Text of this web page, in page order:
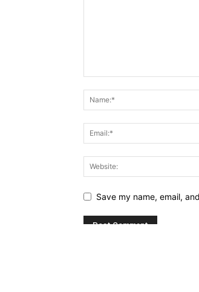
Save my name, email,